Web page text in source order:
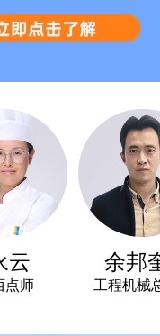
余邦奎
工程机械总教